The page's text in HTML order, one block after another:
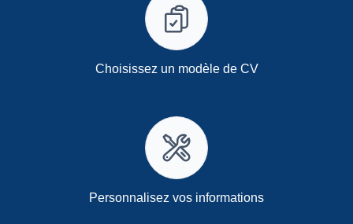
Choisissez un modèle de CV
Personnalisez vos informations